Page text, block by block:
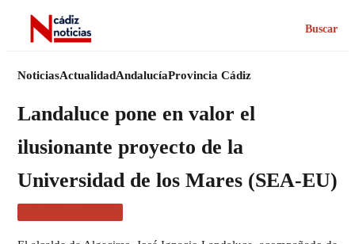
Buscar
NoticiasActualidadAndalucíaProvincia Cádiz
Landaluce pone en valor el
ilusionante proyecto de la
Universidad de los Mares (SEA-EU)